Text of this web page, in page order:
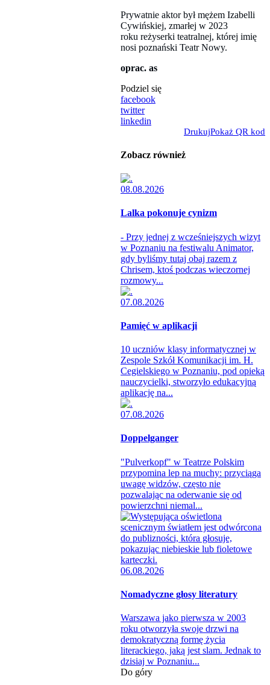
Prywatnie aktor był mężem Izabelli
Cywińskiej, zmarłej w 2023
roku reżyserki teatralnej, której imię
nosi poznański Teatr Nowy.
oprac. as
Podziel się
facebook
twitter
linkedin
DrukujPokaż QR kod
Zobacz również
08.08.2026
Lalka pokonuje cynizm
- Przy jednej z wcześniejszych wizyt
w Poznaniu na festiwalu Animator,
gdy byliśmy tutaj obaj razem z
Chrisem, ktoś podczas wieczornej
rozmowy...
07.08.2026
Pamięć w aplikacji
10 uczniów klasy informatycznej w
Zespole Szkół Komunikacji im. H.
Cegielskiego w Poznaniu, pod opieką
nauczycielki, stworzyło edukacyjną
aplikację na...
07.08.2026
Doppelganger
"Pulverkopf" w Teatrze Polskim
przypomina lep na muchy: przyciąga
uwagę widzów, często nie
pozwalając na oderwanie się od
powierzchni niemal...
06.08.2026
Nomadyczne głosy literatury
Warszawa jako pierwsza w 2003
roku otworzyła swoje drzwi na
demokratyczną formę życia
literackiego, jaką jest slam. Jednak to
dzisiaj w Poznaniu...
Do góry